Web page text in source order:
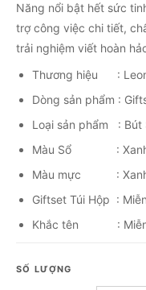
Năng nổi bật hết sức
trợ công việc chi tiết,
trải nghiệm viết hoàn
Thương hiệu :
Dòng sản phẩm :
Loại sản phẩm : Bút
Màu Sổ : Xanh
Màu mực : Xanh
Giftset Túi Hộp :
Khắc tên : Miễn
SỐ LƯỢNG